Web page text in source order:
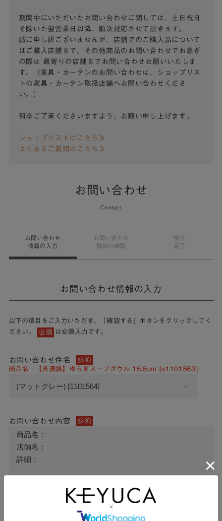
期間中にいただいたお問い合わせに関しては、土日祝日
を除いた翌営業日以降、順次対応させて頂きます。
誠に申し訳ございませんが、店舗でのご購入品について
はご購入店舗まで、その他商品のお問い合わせでお急ぎ
の際は
最寄りの店舗までお問い合わせお願いいたしま
す。（家具・カーテンのお問い合わせは、ショップリス
トの家具・カーテン取扱店舗へお問い合わせくださ
い。）
何卒ご了承くださいますよう、お願い申し上げます。
ショップリストはこちら≫
よくあるご質問はこちら≫
お問い合わせ
Contact
お問い合わせ
情報の入力
お問い合わせ
情報の確認
受付
完了
お問い合わせ情報の入力
以下の項目をご入力いただき、「確認する」ボタンをクリックしてく
ださい。
必須 は必須入力です。
お問い合わせ件名 必須
商品名 : 【美濃焼】ゆらぎスープボウル 15.5cm [s1101563]
お問い合わせ内容 必須